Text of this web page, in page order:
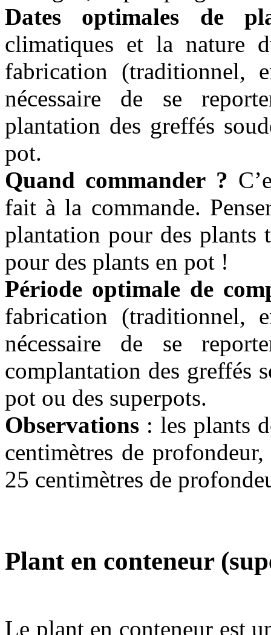
Dates optimales de
climatiques et la nature
fabrication (traditionnel,
nécessaire de se
plantation des greffés
pot.
Quand commander ?
fait à la commande.
plantation pour des plants
pour des plants en pot !
Période optimale de
fabrication (traditionnel,
nécessaire de se
complantation des greffés
pot ou des superpots.
Observations : les plants
centimètres de
25 centimètres de
Plant en conteneur
Le plant en conteneur est